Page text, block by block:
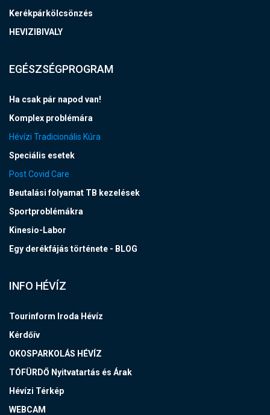
Kerékpárkölcsönzés
HEVIZIBIVALY
EGÉSZSÉGPROGRAM
Ha csak pár napod van!
Komplex problémára
Hévízi Tradicionális Kúra
Speciális esetek
Post Covid Care
Beutalási folyamat TB kezelések
Sportproblémákra
Kinesio-Labor
Egy derékfájás története - BLOG
INFO HÉVÍZ
Tourinform Iroda Hévíz
Kérdőív
OKOSPARKOLÁS HÉVÍZ
TÓFÜRDŐ Nyitvatartás és Árak
Hévízi Térkép
WEBCAM